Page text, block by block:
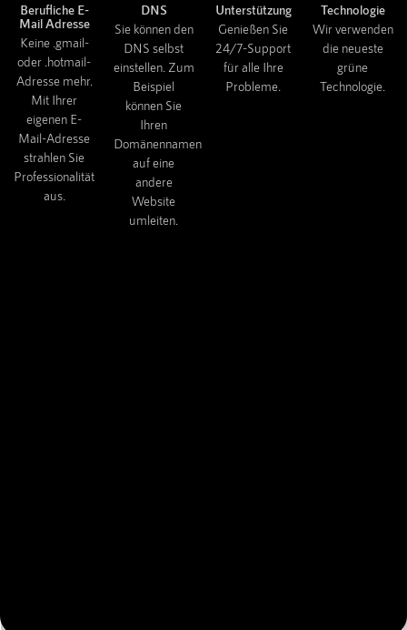
Berufliche E-
Mail Adresse
Keine .gmail-
oder .hotmail-
Adresse mehr.
Mit Ihrer
eigenen E-
Mail-Adresse
strahlen Sie
Professionalität
aus.
DNS
Sie können den
DNS selbst
einstellen. Zum
Beispiel
können Sie
Ihren
Domänennamen
auf eine
andere
Website
umleiten.
Unterstützung
Genießen Sie
24/7-Support
für alle Ihre
Probleme.
Technologie
Wir verwenden
die neueste
grüne
Technologie.